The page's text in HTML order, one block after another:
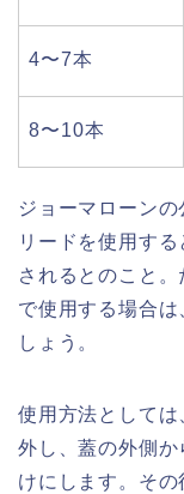
4〜7本
8〜10本
ジョーマローン
リードを使用す
されるとのこと
で使用する場合
しょう。
使用方法として
外し、蓋の外側
けにします。そ